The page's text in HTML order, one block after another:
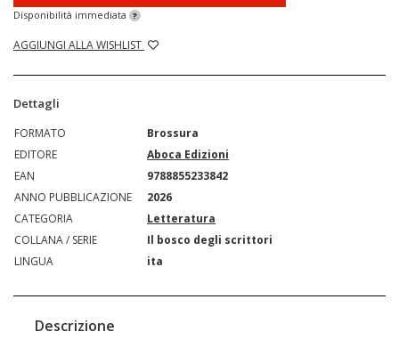
Disponibilità immediata ?
AGGIUNGI ALLA WISHLIST
Dettagli
FORMATO
Brossura
EDITORE
Aboca Edizioni
EAN
9788855233842
ANNO PUBBLICAZIONE
2026
CATEGORIA
Letteratura
COLLANA / SERIE
Il bosco degli scrittori
LINGUA
ita
Descrizione